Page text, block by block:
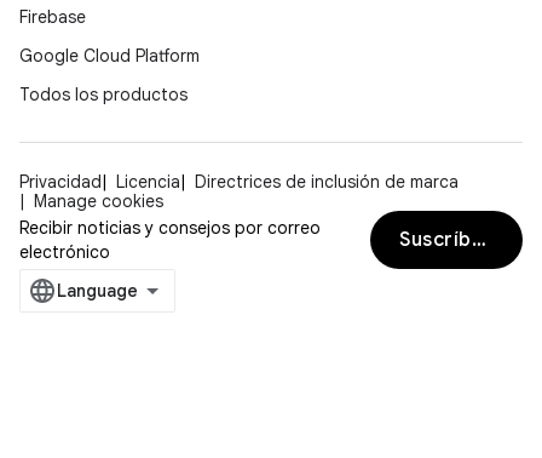
Firebase
Google Cloud Platform
Todos los productos
Privacidad Licencia
Directrices de inclusión de marca
Manage cookies
Recibir noticias y consejos por correo
electrónico
Suscríbete